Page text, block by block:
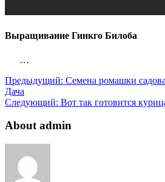
Выращивание Гинкго Билоба
…
Предыдущий: Семена ромашки
Дача
Следующий: Вот так готовится
About admin